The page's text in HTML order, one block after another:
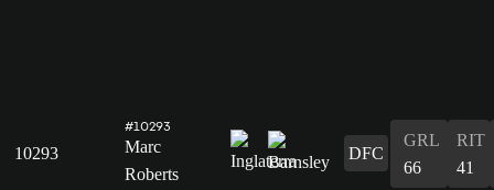
10293
#10293
Marc
Roberts
DFC
GRL
66
RIT
41